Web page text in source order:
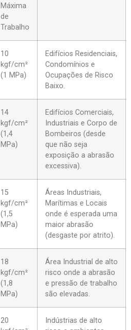
Máxima
de
Trabalho
10
kgf/cm²
(1 MPa)
Edifícios Residenciais,
Condomínios e
Ocupações de Risco
Baixo.
14
kgf/cm²
(1,4
MPa)
Edifícios Comerciais,
Industriais e Corpo de
Bombeiros (desde
que não seja
exposição a abrasão
excessiva).
15
kgf/cm²
(1,5
MPa)
Áreas Industriais,
Marítimas e Locais
onde é esperada uma
maior abrasão
(desgaste por atrito).
18
kgf/cm²
(1,8
MPa)
Área Industrial de alto
risco onde a abrasão
e pressão de trabalho
são elevadas.
20
Indústrias de alto